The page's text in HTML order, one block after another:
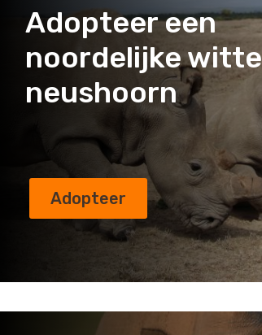
Adopteer een
noordelijke witte
neushoorn
Adopteer